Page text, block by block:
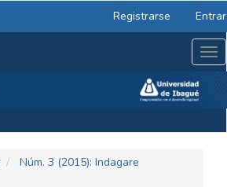
Registrarse Entrar
Núm. 3 (2015): Indagare